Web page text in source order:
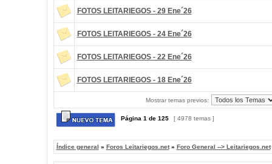
FOTOS LEITARIEGOS - 29 Ene´26
FOTOS LEITARIEGOS - 24 Ene´26
FOTOS LEITARIEGOS - 22 Ene´26
FOTOS LEITARIEGOS - 18 Ene´26
Mostrar temas previos:
Página 1 de 125 [ 4978 temas ]
Índice general » Foros Leitariegos.net» Foro General --> Leitariegos.net